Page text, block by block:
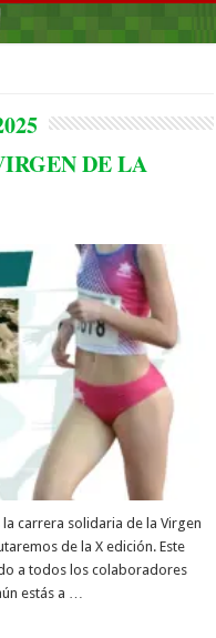
DE LA
carrera solidaria de la Virgen
de la X edición. Este
a todos los colaboradores
estás a …